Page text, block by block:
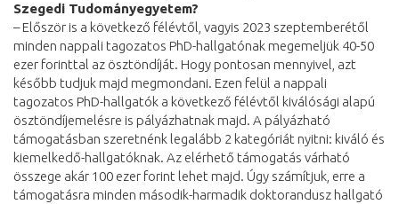
Szegedi Tudományegyetem?
– Először is a következő félévtől, vagyis 2023 szeptemberétől
minden nappali tagozatos PhD-hallgatónak megemeljük 40-50
ezer forinttal az ösztöndíját. Hogy pontosan mennyivel, azt
később tudjuk majd megmondani. Ezen felül a nappali
tagozatos PhD-hallgatók a következő félévtől kiválósági alapú
ösztöndíjemelésre is pályázhatnak majd. A pályázható
támogatásban szeretnénk legalább 2 kategóriát nyitni: kiváló és
kiemelkedő-hallgatóknak. Az elérhető támogatás várható
összege akár 100 ezer forint lehet majd. Úgy számítjuk, erre a
támogatásra minden második-harmadik doktorandusz hallgató